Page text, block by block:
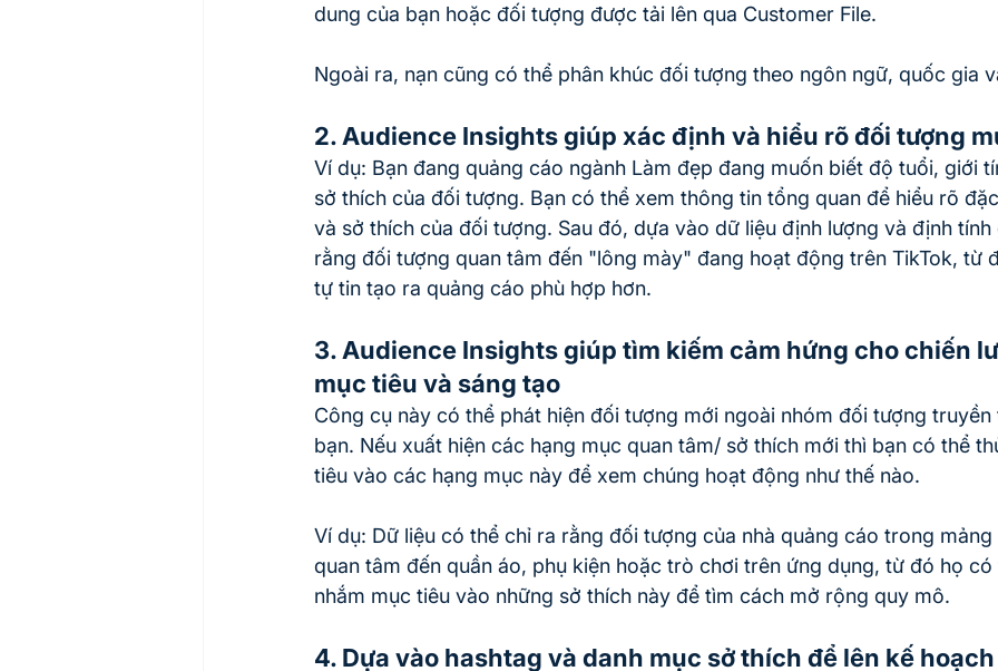
dung của bạn hoặc đối tượng được tải lên qua Customer File.
Ngoài ra, nạn cũng có thể phân khúc đối tượng theo ngôn ngữ, quốc gia
2. Audience Insights giúp xác định và hiểu rõ đối tượng
Ví dụ: Bạn đang quảng cáo ngành Làm đẹp đang muốn biết độ tuổi, giới
sở thích của đối tượng. Bạn có thể xem thông tin tổng quan để hiểu rõ
và sở thích của đối tượng. Sau đó, dựa vào dữ liệu định lượng và định
rằng đối tượng quan tâm đến "lông mày" đang hoạt động trên TikTok, từ
tự tin tạo ra quảng cáo phù hợp hơn.
3. Audience Insights giúp tìm kiếm cảm hứng cho chiến
mục tiêu và sáng tạo
Công cụ này có thể phát hiện đối tượng mới ngoài nhóm đối tượng truyền
bạn. Nếu xuất hiện các hạng mục quan tâm/ sở thích mới thì bạn có thể
tiêu vào các hạng mục này để xem chúng hoạt động như thế nào.
Ví dụ: Dữ liệu có thể chỉ ra rằng đối tượng của nhà quảng cáo trong
quan tâm đến quần áo, phụ kiện hoặc trò chơi trên ứng dụng, từ đó họ
nhắm mục tiêu vào những sở thích này để tìm cách mở rộng quy mô.
4. Dựa vào hashtag và danh mục sở thích để lên kế